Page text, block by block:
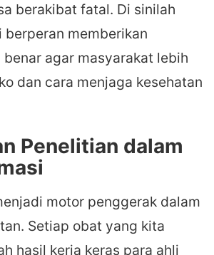
berakibat fatal. Di sinilah
memberikan
agar masyarakat lebih
dan cara menjaga kesehatan
Penelitian dalam
motor penggerak dalam
Setiap obat yang kita
hasil kerja keras para ahli